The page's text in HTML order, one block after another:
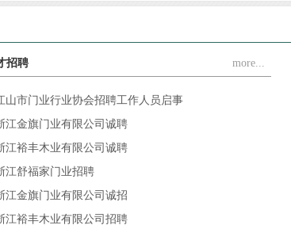
招聘 more...
山市门业行业协会招聘工作人员启事
江金旗门业有限公司诚聘
江裕丰木业有限公司诚聘
江舒福家门业招聘
江金旗门业有限公司诚招
江裕丰木业有限公司招聘